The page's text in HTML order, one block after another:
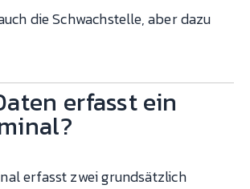
die Schwachstelle, aber dazu
erfasst ein
erfasst zwei grundsätzlich